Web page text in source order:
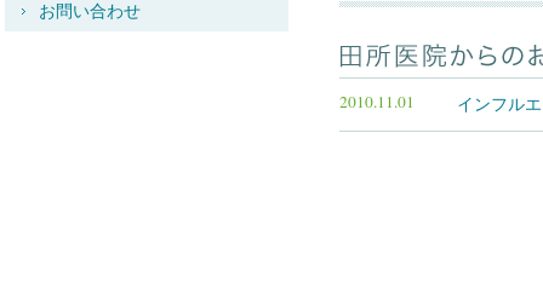
お問い合わせ
2010.11.01 インフル